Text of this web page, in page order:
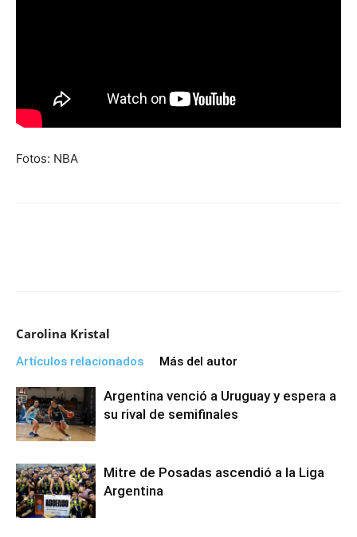
Fotos: NBA
Carolina Kristal
Artículos relacionados Más del autor
Argentina venció a Uruguay y espera a
su rival de semifinales
Mitre de Posadas ascendió a la Liga
Argentina